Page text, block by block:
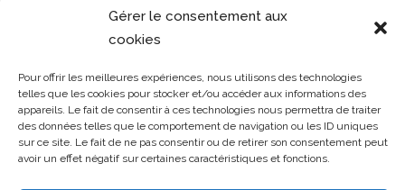
Gérer le consentement aux
cookies
Pour offrir les meilleures expériences, nous utilisons des technologies
telles que les cookies pour stocker et/ou accéder aux informations des
appareils. Le fait de consentir à ces technologies nous permettra de traiter
des données telles que le comportement de navigation ou les ID uniques
sur ce site. Le fait de ne pas consentir ou de retirer son consentement peut
avoir un effet négatif sur certaines caractéristiques et fonctions.
personnels dans le secteur privé, veuillez communiquer avec
nous à l'adresse courriel suivant : loi25@cprmv.org Pour en savoir
Tous droits réservés @2019 CPRMV
| Centre de prévention de la
radicalisation menant à la violence
(CPRMV)